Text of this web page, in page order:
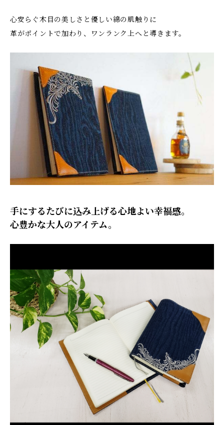
心安らぐ木目の美しさと優しい綿の肌触りに
革がポイントで加わり、ワンランク上へと導きます。
手にするたびに込み上げる心地よい幸福感。
心豊かな大人のアイテム。